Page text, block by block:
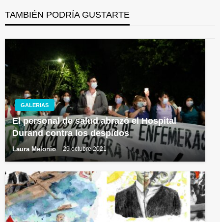
TAMBIÉN PODRÍA GUSTARTE
GALERIAS
El personal de salud abrazó el Hospital
Durand contra los despidos
Laura Melonio 29 octubre 2021